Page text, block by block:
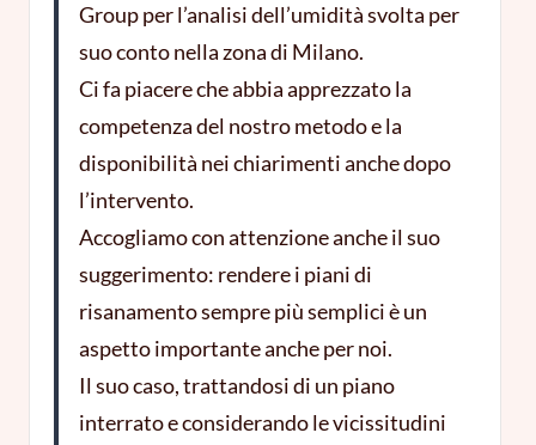
Group per l’analisi dell’umidità svolta per
suo conto nella zona di Milano.
Ci fa piacere che abbia apprezzato la
competenza del nostro metodo e la
disponibilità nei chiarimenti anche dopo
l’intervento.
Accogliamo con attenzione anche il suo
suggerimento: rendere i piani di
risanamento sempre più semplici è un
aspetto importante anche per noi.
Il suo caso, trattandosi di un piano
interrato e considerando le vicissitudini